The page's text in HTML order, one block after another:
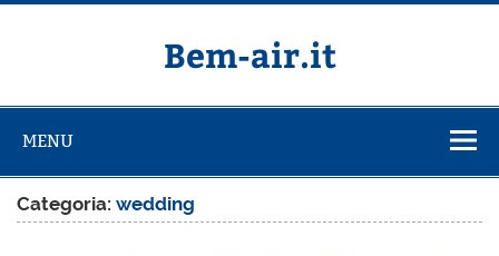
Salta
Bem-air.it
MENU
Categoria:wedding